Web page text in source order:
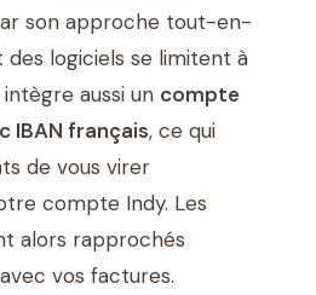
son approche tout-en-
des logiciels se limitent à
aussi un compte
IBAN français, ce qui
de vous virer
compte Indy. Les
alors rapprochés
vos factures.